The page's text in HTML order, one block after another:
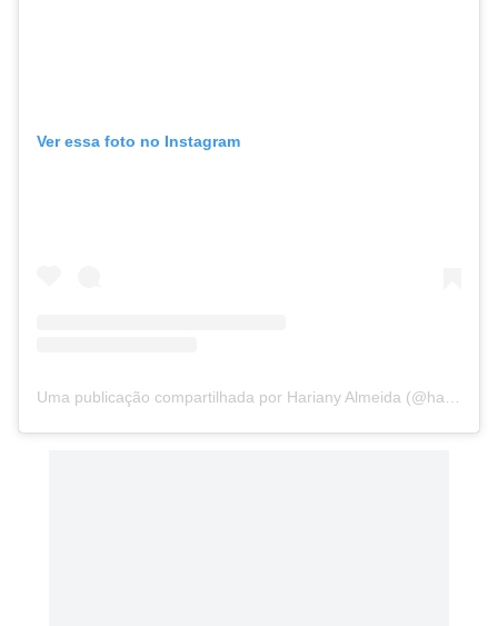
Ver essa foto no Instagram
Uma publicação compartilhada por Hariany Almeida (@hariany)